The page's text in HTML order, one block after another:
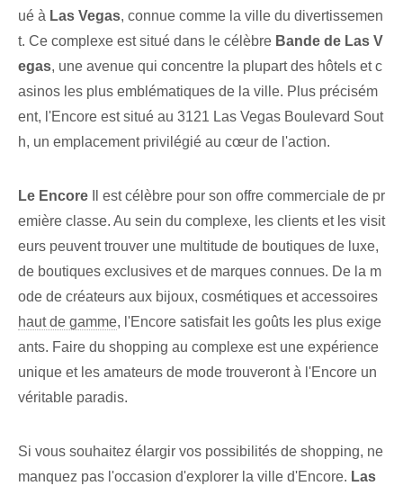
ué à Las Vegas, connue comme la ville du divertissemen
t. Ce complexe est situé dans le célèbre Bande de Las V
egas, une avenue qui concentre la plupart des hôtels et c
asinos les plus emblématiques de la ville. Plus précisém
ent, l'Encore est situé au 3121 Las Vegas Boulevard Sout
h, un emplacement privilégié au cœur de l'action.
Le Encore Il est célèbre pour son offre commerciale de pr
emière classe. Au sein du complexe, les clients et les visit
eurs peuvent trouver une multitude de boutiques de luxe,
de boutiques exclusives et de marques connues. De la m
ode de créateurs aux bijoux, cosmétiques et accessoires
haut de gamme, l'Encore satisfait les goûts les plus exige
ants. Faire du shopping au complexe est une expérience
unique et les amateurs de mode trouveront à l'Encore un
véritable paradis.
Si vous souhaitez élargir vos possibilités de shopping, ne
manquez pas l'occasion d'explorer la ville d'Encore. Las